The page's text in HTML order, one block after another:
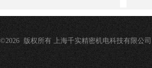
©2026 版权所有 上海千实精密机电科技有限公司